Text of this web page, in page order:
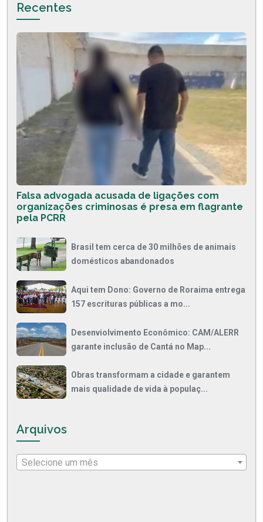
Recentes
Falsa advogada acusada de ligações com
organizações criminosas é presa em flagrante
pela PCRR
Brasil tem cerca de 30 milhões de animais
domésticos abandonados
Aqui tem Dono: Governo de Roraima entrega
157 escrituras públicas a mo...
Desenviolvimento Econômico: CAM/ALERR
garante inclusão de Cantá no Map...
Obras transformam a cidade e garantem
mais qualidade de vida à populaç...
Arquivos
Selecione um mês